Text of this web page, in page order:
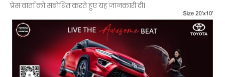
प्रेस वार्ता को संबोधित करते हुए यह जानकारी दी।